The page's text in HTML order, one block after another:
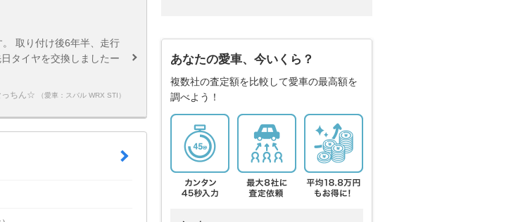
取り付け後6年半、走行
タイヤを交換しましたー
っちん☆ （愛車：スバル WRX STI）
あなたの愛車、今いくら？
複数社の査定額を比較して愛車の最高額を
調べよう！